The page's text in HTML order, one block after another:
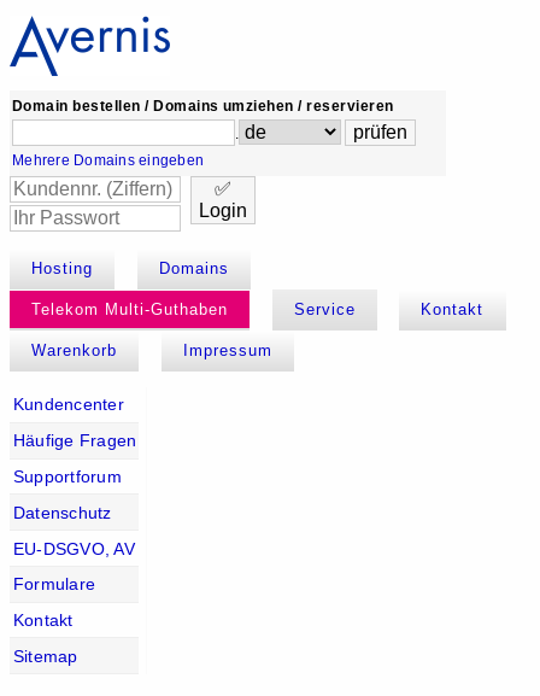
Domain bestellen / Domains umziehen / reservieren
.
Mehrere Domains eingeben
✅
Login
Hosting Domains
Telekom Multi-Guthaben Service Kontakt
Warenkorb Impressum
Kundencenter
Häufige Fragen
Supportforum
Datenschutz
EU-DSGVO, AV
Formulare
Kontakt
Sitemap